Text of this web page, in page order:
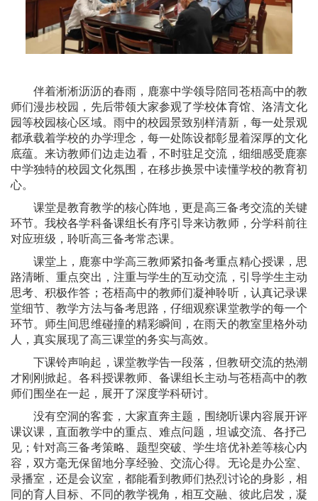
伴着淅淅沥沥的春雨，鹿寨中学领导陪同苍梧高中的教
师们漫步校园，先后带领大家参观了学校体育馆、洛清文化
园等校园核心区域。雨中的校园景致别样清新，每一处景观
都承载着学校的办学理念，每一处陈设都彰显着深厚的文化
底蕴。来访教师们边走边看，不时驻足交流，细细感受鹿寨
中学独特的校园文化氛围，在移步换景中读懂学校的教育初
心。
课堂是教育教学的核心阵地，更是高三备考交流的关键
环节。我校各学科备课组长有序引导来访教师，分学科前往
对应班级，聆听高三备考常态课。
课堂上，鹿寨中学高三教师紧扣备考重点精心授课，思
路清晰、重点突出，注重与学生的互动交流，引导学生主动
思考、积极作答；苍梧高中的教师们凝神聆听，认真记录课
堂细节、教学方法与备考思路，仔细观察课堂教学的每一个
环节。师生间思维碰撞的精彩瞬间，在雨天的教室里格外动
人，真实展现了高三课堂的务实与高效。
下课铃声响起，课堂教学告一段落，但教研交流的热潮
才刚刚掀起。各科授课教师、备课组长主动与苍梧高中的教
师们围坐在一起，展开了深度学科研讨。
没有空洞的客套，大家直奔主题，围绕听课内容展开评
课议课，直面教学中的重点、难点问题，坦诚交流、各抒己
见；针对高三备考策略、题型突破、学生培优补差等核心内
容，双方毫无保留地分享经验、交流心得。无论是办公室、
录播室，还是会议室，都能看到教师们热烈讨论的身影，相
同的育人目标、不同的教学视角，相互交融、彼此启发，凝